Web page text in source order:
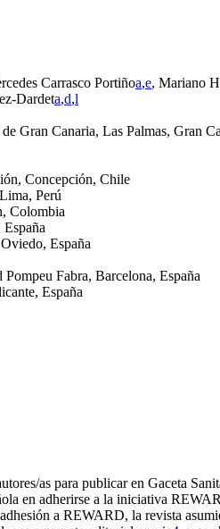
Carrasco Portiñoa,e, Mariano
Dardeta,d,l
Gran Canaria, Las Palmas, Gran
Concepción, Chile
Perú
Colombia
España
Fabra, Barcelona, España
España
as para publicar en Gaceta
en adherirse a la iniciativa
a REWARD, la revista